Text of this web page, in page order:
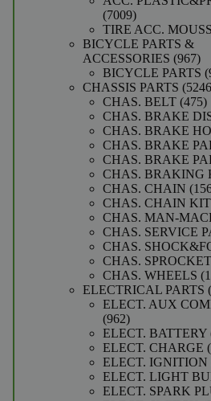
70097009
producten
TIRE ACC.
BICYCLE PARTS &
ACCESSORIES 967967
BICYCLE PARTS
CHASSIS PARTS
CHAS. BELT 475
CHAS. BRAKE
CHAS. BRAKE
CHAS. BRAKE
CHAS. BRAKE
CHAS. BRAKING
CHAS. CHAIN
CHAS. CHAIN KIT
CHAS. MAN-
CHAS. SERVICE
CHAS.
CHAS. SPROCKET
CHAS. WHEELS
ELECTRICAL PARTS
ELECT. AUX
962962
producten
ELECT. BATTERY
ELECT. CHARGE
ELECT. IGNITION
ELECT. LIGHT
ELECT. SPARK